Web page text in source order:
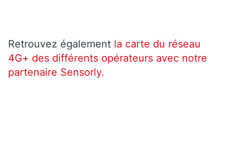
Retrouvez également la carte du réseau
4G+ des différents opérateurs avec notre
partenaire Sensorly.